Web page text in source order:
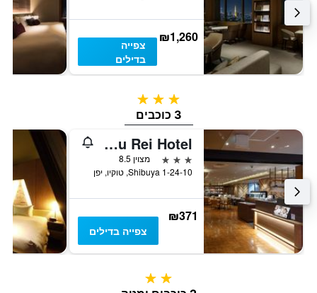
₪1,260
צפייה
בדילים
3 כוכבים
3 כוכבים
Shibuya Tokyu Rei Hotel
3 כוכבים
מצוין 8.5
1-24-10 Shibuya, טוקיו, יפן
₪371
צפייה בדילים
2 כוכבים